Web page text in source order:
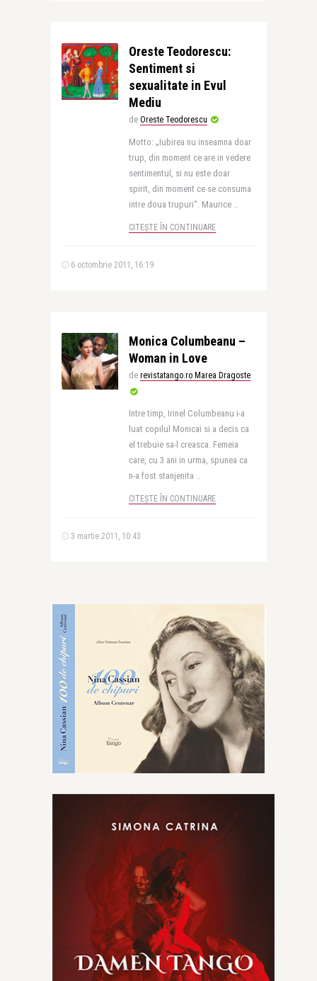
Oreste Teodorescu:
Sentiment si
sexualitate in Evul
Mediu
de Oreste Teodorescu
Motto: „Iubirea nu inseamna doar
trup, din moment ce are in vedere
sentimentul, si nu este doar
spirit, din moment ce se consuma
intre doua trupuri“. Maurice ..
CITEȘTE ÎN CONTINUARE
6 octombrie 2011, 16:19
Monica Columbeanu –
Woman in Love
de revistatango.ro Marea Dragoste
Intre timp, Irinel Columbeanu i-a
luat copilul Monicai si a decis ca
el trebuie sa-l creasca. Femeia
care, cu 3 ani in urma, spunea ca
n-a fost stanjenita ..
CITEȘTE ÎN CONTINUARE
3 martie 2011, 10:43